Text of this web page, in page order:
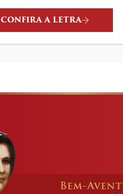
CONFIRA A LETRA